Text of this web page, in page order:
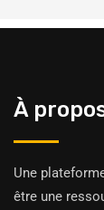
À
Une
être une